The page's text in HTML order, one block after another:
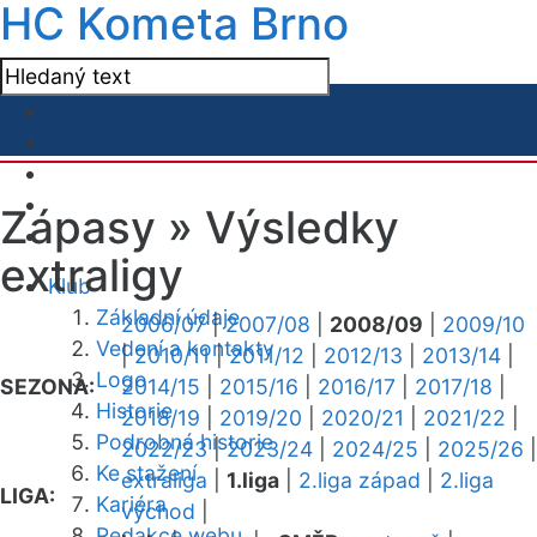
HC Kometa Brno
Klub
Základní údaje
Vedení a kontakty
Logo
Historie
Podrobná historie
Ke stažení
Kariéra
Zápasy » Výsledky
extraligy
SEZONA:
2006/07|2007/08 2008/09
2009/10
|2010/11|2011/12 2012/13 2013/14
2014/15
2015/16 2016/17 2017/18
2018/19
2019/20 2020/21 2021/22
2022/23|2023/24 2024/25 2025/26
LIGA:
extraliga 1.liga 2.liga západ
2.liga
východ